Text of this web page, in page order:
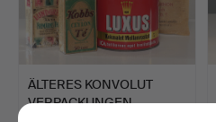
ÄLTERES KONVOLUT
VERPACKUNGEN,